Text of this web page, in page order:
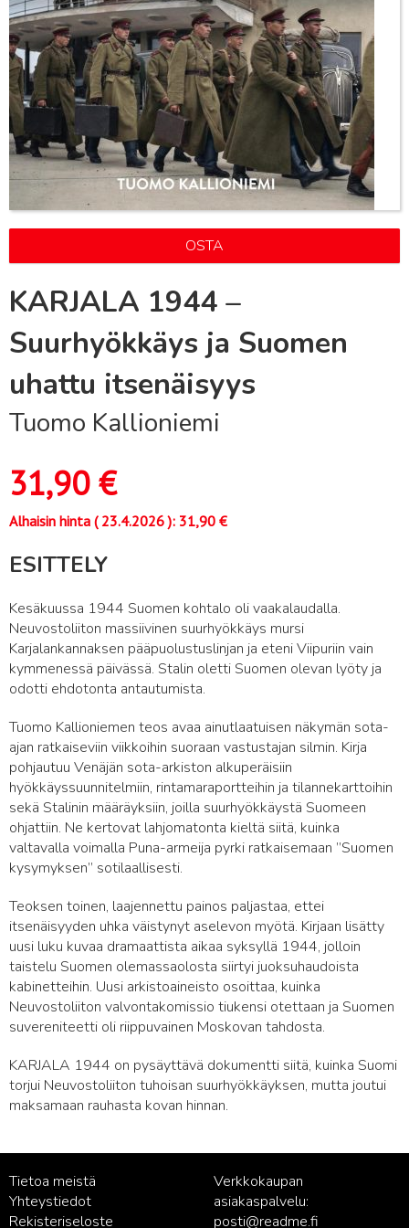
OSTA
KARJALA 1944 –
Suurhyökkäys ja Suomen
uhattu itsenäisyys
Tuomo Kallioniemi
31,90€
Alhaisin hinta (23.4.2026): 31,90 €
ESITTELY
Kesäkuussa 1944 Suomen kohtalo oli vaakalaudalla.
Neuvostoliiton massiivinen suurhyökkäys mursi
Karjalankannaksen pääpuolustuslinjan ja eteni Viipuriin vain
kymmenessä päivässä. Stalin oletti Suomen olevan lyöty ja
odotti ehdotonta antautumista.
Tuomo Kallioniemen teos avaa ainutlaatuisen näkymän sota-
ajan ratkaiseviin viikkoihin suoraan vastustajan silmin. Kirja
pohjautuu Venäjän sota-arkiston alkuperäisiin
hyökkäyssuunnitelmiin, rintamaraportteihin ja tilannekarttoihin
sekä Stalinin määräyksiin, joilla suurhyökkäystä Suomeen
ohjattiin. Ne kertovat lahjomatonta kieltä siitä, kuinka
valtavalla voimalla Puna-armeija pyrki ratkaisemaan ”Suomen
kysymyksen” sotilaallisesti.
Teoksen toinen, laajennettu painos paljastaa, ettei
itsenäisyyden uhka väistynyt aselevon myötä. Kirjaan lisätty
uusi luku kuvaa dramaattista aikaa syksyllä 1944, jolloin
taistelu Suomen olemassaolosta siirtyi juoksuhaudoista
kabinetteihin. Uusi arkistoaineisto osoittaa, kuinka
Neuvostoliiton valvontakomissio tiukensi otettaan ja Suomen
suvereniteetti oli riippuvainen Moskovan tahdosta.
KARJALA 1944 on pysäyttävä dokumentti siitä, kuinka Suomi
torjui Neuvostoliiton tuhoisan suurhyökkäyksen, mutta joutui
maksamaan rauhasta kovan hinnan.
Tietoa meistä
Yhteystiedot
Rekisteriseloste
Verkkokaupan
asiakaspalvelu:
posti@readme.fi